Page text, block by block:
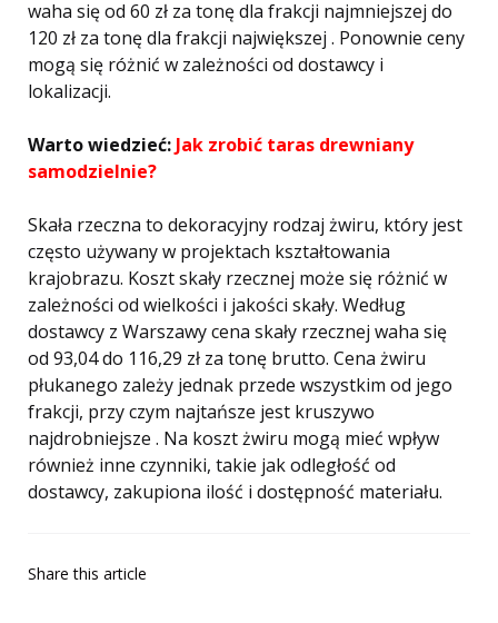
waha się od 60 zł za tonę dla frakcji najmniejszej do
120 zł za tonę dla frakcji największej . Ponownie ceny
mogą się różnić w zależności od dostawcy i
lokalizacji.
Warto wiedzieć: Jak zrobić taras drewniany
samodzielnie?
Skała rzeczna to dekoracyjny rodzaj żwiru, który jest
często używany w projektach kształtowania
krajobrazu. Koszt skały rzecznej może się różnić w
zależności od wielkości i jakości skały. Według
dostawcy z Warszawy cena skały rzecznej waha się
od 93,04 do 116,29 zł za tonę brutto. Cena żwiru
płukanego zależy jednak przede wszystkim od jego
frakcji, przy czym najtańsze jest kruszywo
najdrobniejsze . Na koszt żwiru mogą mieć wpływ
również inne czynniki, takie jak odległość od
dostawcy, zakupiona ilość i dostępność materiału.
Share this article